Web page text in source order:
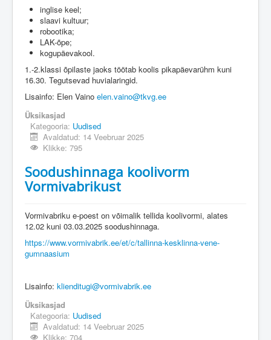
inglise keel;
slaavi kultuur;
robootika;
LAK-õpe;
kogupäevakool.
1.-2.klassi õpilaste jaoks töötab koolis pikapäevarühm kuni
16.30. Tegutsevad huvialaringid.
Lisainfo: Elen Vaino elen.vaino@tkvg.ee
Üksikasjad
Kategooria: Uudised
Avaldatud: 14 Veebruar 2025
Klikke: 795
Soodushinnaga koolivorm
Vormivabrikust
Vormivabriku e-poest on võimalik tellida koolivormi, alates
12.02 kuni 03.03.2025 soodushinnaga.
https://www.vormivabrik.ee/et/c/tallinna-kesklinna-vene-
gumnaasium
Lisainfo: klienditugi@vormivabrik.ee
Üksikasjad
Kategooria: Uudised
Avaldatud: 14 Veebruar 2025
Klikke: 704